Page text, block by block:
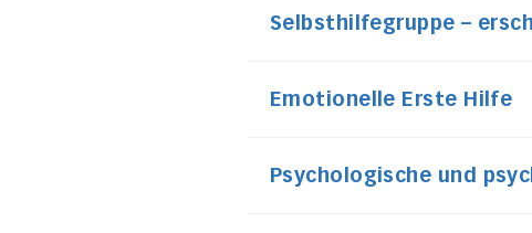
Selbsthilfegruppe –
Emotionelle Erste Hilfe
Psychologische und